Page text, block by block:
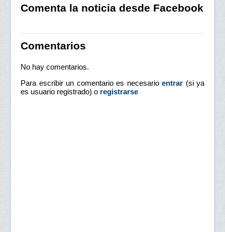
Comenta la noticia desde Facebook
Comentarios
No hay comentarios.
Para escribir un comentario es necesario entrar (si ya
es usuario registrado) o registrarse